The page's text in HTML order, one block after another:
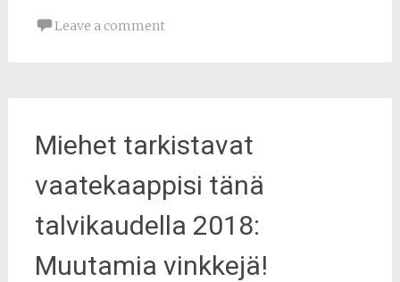
Leave a comment
Miehet tarkistavat
vaatekaappisi tänä
talvikaudella 2018:
Muutamia vinkkejä!